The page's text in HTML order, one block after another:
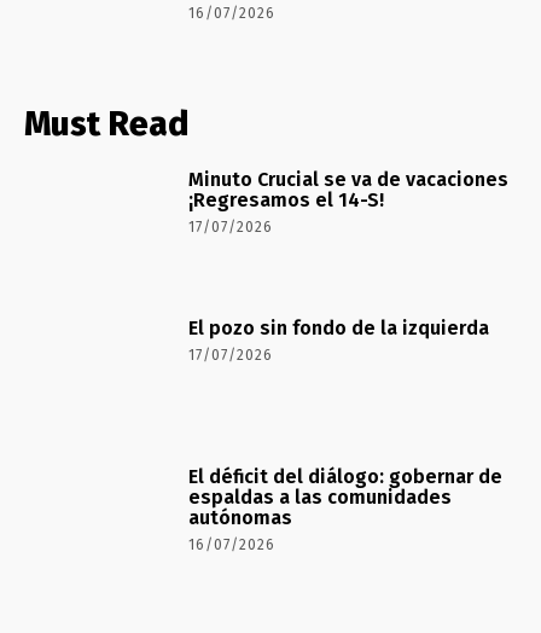
16/07/2026
Must Read
Minuto Crucial se va de vacaciones
¡Regresamos el 14-S!
17/07/2026
El pozo sin fondo de la izquierda
17/07/2026
El déficit del diálogo: gobernar de
espaldas a las comunidades
autónomas
16/07/2026